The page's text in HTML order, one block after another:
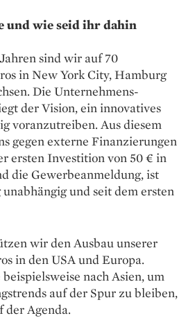
und wie seid ihr dahin
sind wir auf 70
in New York City, Hamburg
Die Unternehmens-
der Vision, ein innovatives
voranzutreiben. Aus diesem
gegen externe Finanzierungen
ersten Investition von 50 € in
die Gewerbeanmeldung, ist
und seit dem ersten
wir den Ausbau unserer
in den USA und Europa.
nach Asien, um
auf der Spur zu bleiben,
der Agenda.